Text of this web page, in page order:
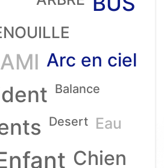
AMI Arc en ciel
Balance
Desert Eau
Chien